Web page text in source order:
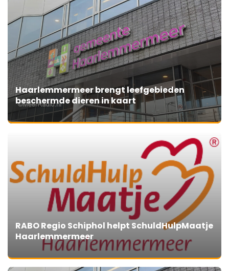
Haarlemmermeer brengt leefgebieden
beschermde dieren in kaart
RABO Regio Schiphol helpt SchuldHulpMaatje
Haarlemmermeer